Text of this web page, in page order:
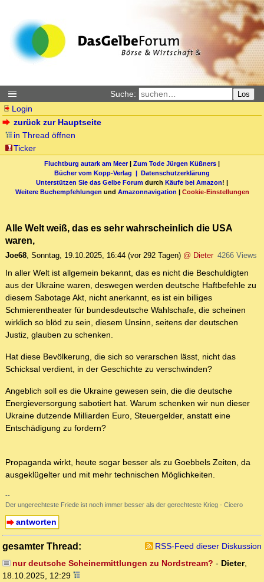
Suche: Los
Login
zurück zur Hauptseite
in Thread öffnen
Ticker
Fluchtburg autark am Meer| Zum Tode Jürgen Küßners |
Bücher vom Kopp-Verlag | Datenschutzerklärung
Unterstützen Sie das Gelbe Forum durch Käufe bei Amazon! |
Weitere Buchempfehlungen und Amazonnavigation | Cookie-Einstellungen
Alle Welt weiß, das es sehr wahrscheinlich die USA
waren,
Joe68, Sonntag, 19.10.2025, 16:44 (vor 292 Tagen) @ Dieter 4266 Views
In aller Welt ist allgemein bekannt, das es nicht die Beschuldigten
aus der Ukraine waren, deswegen werden deutsche Haftbefehle zu
diesem Sabotage Akt, nicht anerkannt, es ist ein billiges
Schmierentheater für bundesdeutsche Wahlschafe, die scheinen
wirklich so blöd zu sein, diesem Unsinn, seitens der deutschen
Justiz, glauben zu schenken.
Hat diese Bevölkerung, die sich so verarschen lässt, nicht das
Schicksal verdient, in der Geschichte zu verschwinden?
Angeblich soll es die Ukraine gewesen sein, die die deutsche
Energieversorgung sabotiert hat. Warum schenken wir nun dieser
Ukraine dutzende Milliarden Euro, Steuergelder, anstatt eine
Entschädigung zu fordern?
Propaganda wirkt, heute sogar besser als zu Goebbels Zeiten, da
ausgeklügelter und mit mehr technischen Möglichkeiten.
--
Der ungerechteste Friede ist noch immer besser als der gerechteste Krieg - Cicero
antworten
gesamter Thread:
RSS-Feed dieser Diskussion
nur deutsche Scheinermittlungen zu Nordstream? - Dieter,
18.10.2025, 12:29